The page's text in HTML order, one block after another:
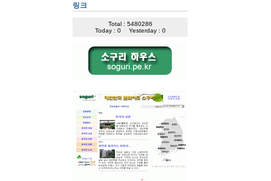
링크
Total : 5480286
Today : 0
Yesterday : 0